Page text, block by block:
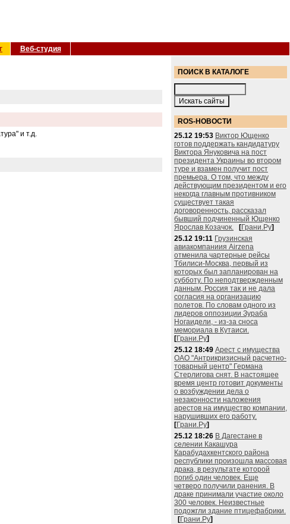
Веб-студия
и т.д.
ПОИСК В КАТАЛОГЕ
ROS-НОВОСТИ
25.12 19:53 Виктор Ющенко
готов поддержать кандидатуру
Виктора Януковича на пост
президента Украины во втором
туре и взамен получит пост
премьера. О том, что между
действующим президентом и его
некогда главным противником
существует такая
договоренность, рассказал
бывший подчиненный Ющенко
Ярослав Козачок.
[Грани.Ру]
25.12 19:11 Грузинская
авиакомпаниия Airzena
отменила чартерные рейсы
Тбилиси-Москва, первый из
которых был запланирован на
субботу. По неподтвержденным
данным, Россия так и не дала
согласия на организацию
полетов. По словам одного из
лидеров оппозиции Зураба
Ногаидели, - из-за сноса
мемориала в Кутаиси.
[Грани.Ру]
25.12 18:49 Арест с имущества
ОАО "Антрикризисный расчетно-
товарный центр" Германа
Стерлигова снят. В настоящее
время центр готовит документы
о возбуждении дела о
незаконности наложения
арестов на имущество компании,
нарушивших его работу.
[Грани.Ру]
25.12 18:26 В Дагестане в
селении Какашура
Карабудахкентского района
республики произошла массовая
драка, в результате которой
погиб один человек. Еще
четверо получили ранения. В
драке принимали участие около
300 человек. Неизвестные
подожгли здание птицефабрики.
[Грани.Ру]